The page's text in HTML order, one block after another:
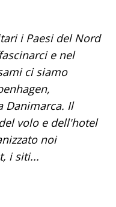
e nel
ci siamo
Danimarca. Il
volo e dell'hotel
noi
i siti...